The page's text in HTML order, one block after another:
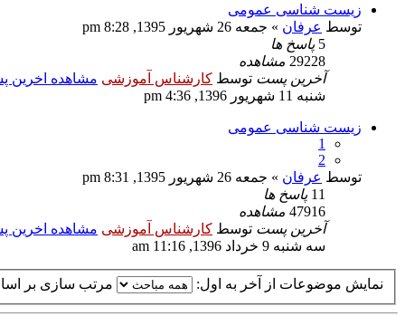
زیست شناسی عمومی
توسط عرفان » جمعه 26 شهریور 1395, 8:28 pm
5 پاسخ ها
29228 مشاهده
آخرین پست توسط کارشناس آموزشی مشاهده اخرین
شنبه 11 شهریور 1396, 4:36 pm
زیست شناسی عمومی
1
2
توسط عرفان » جمعه 26 شهریور 1395, 8:31 pm
11 پاسخ ها
47916 مشاهده
آخرین پست توسط کارشناس آموزشی مشاهده اخرین
سه شنبه 9 خرداد 1396, 11:16 am
نمایش موضوعات از آخر به اول: مرتب سازی بر